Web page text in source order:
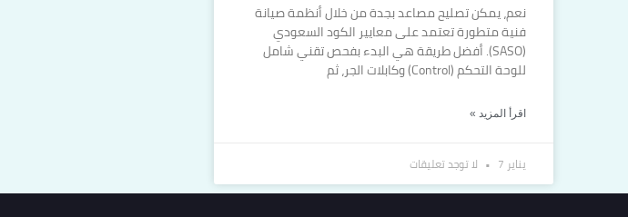
نعم، يمكن تصليح مصاعد بجدة من خلال أنظمة صيانة
فنية متطورة تعتمد على معايير الكود السعودي
(SASO). أفضل طريقة هي البدء بفحص تقني شامل
للوحة التحكم (Control) وكابلات الجر، ثم
اقرأ المزيد »
يناير 7 لا توجد تعليقات